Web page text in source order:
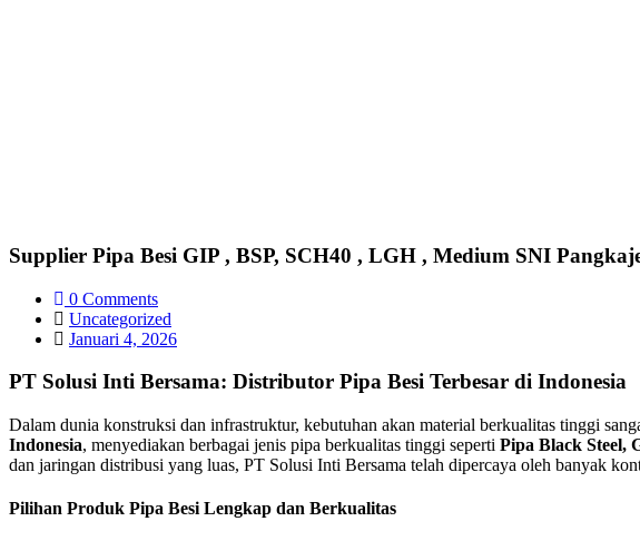
Supplier Pipa Besi GIP , BSP, SCH40 , LGH , Medium SNI
0 Comments
Uncategorized
Januari 4, 2026
PT Solusi Inti Bersama: Distributor Pipa Besi Terbesar di Indonesia
Dalam dunia konstruksi dan infrastruktur, kebutuhan akan material berkualitas tinggi
Indonesia, menyediakan berbagai jenis pipa berkualitas tinggi seperti Pipa Black Steel,
dan jaringan distribusi yang luas, PT Solusi Inti Bersama telah dipercaya oleh banyak
Pilihan Produk Pipa Besi Lengkap dan Berkualitas